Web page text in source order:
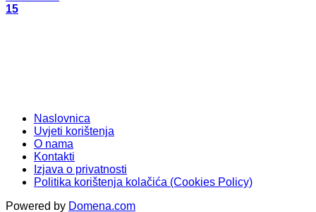
15
Naslovnica
Uvjeti korištenja
O nama
Kontakti
Izjava o privatnosti
Politika korištenja kolačića (Cookies Policy)
Powered by Domena.com